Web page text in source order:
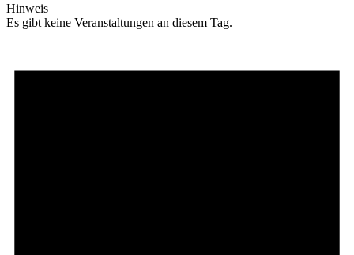
Hinweis
Es gibt keine Veranstaltungen an diesem Tag.